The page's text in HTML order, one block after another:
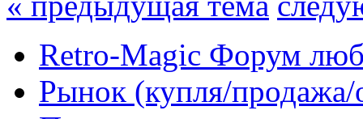
Retro-Magic Форум
Рынок (купля/продажа/